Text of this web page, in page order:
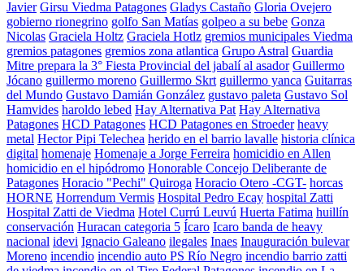
Javier Girsu Viedma Patagones Gladys Castaño Gloria Ovejero
gobierno rionegrino golfo San Matías golpeo a su bebe Gonza
Nicolas Graciela Holtz Graciela Hotlz gremios municipales Viedma
gremios patagones gremios zona atlantica Grupo Astral Guardia
Mitre prepara la 3° Fiesta Provincial del jabalí al asador Guillermo
Jócano guillermo moreno Guillermo Skrt guillermo yanca Guitarras
del Mundo Gustavo Damián González gustavo paleta Gustavo Sol
Hamvides haroldo lebed Hay Alternativa Pat Hay Alternativa
Patagones HCD Patagones HCD Patagones en Stroeder heavy
metal Hector Pipi Telechea herido en el barrio lavalle historia clínica
digital homenaje Homenaje a Jorge Ferreira homicidio en Allen
homicidio en el hipódromo Honorable Concejo Deliberante de
Patagones Horacio "Pechi" Quiroga Horacio Otero -CGT- horcas
HORNE Horrendum Vermis Hospital Pedro Ecay hospital Zatti
Hospital Zatti de Viedma Hotel Currú Leuvú Huerta Fatima huillín
conservación Huracan categoria 5 Ícaro Icaro banda de heavy
nacional idevi Ignacio Galeano ilegales Inaes Inauguración bulevar
Moreno incendio incendio auto PS Río Negro incendio barrio zatti